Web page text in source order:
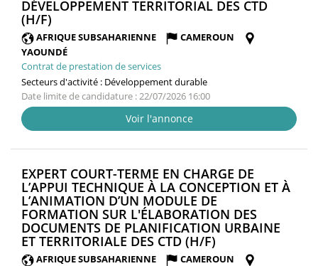
DÉVELOPPEMENT TERRITORIAL DES CTD
(H/F)
FENÊTRE)
AFRIQUE SUBSAHARIENNE
CAMEROUN
YAOUNDÉ
Contrat de prestation de services
Secteurs d'activité : Développement durable
Date limite de candidature : 22/07/2026 16:00
Voir l'annonce
EXPERT COURT-TERME EN CHARGE DE
L’APPUI TECHNIQUE À LA CONCEPTION ET À
L’ANIMATION D’UN MODULE DE
FORMATION SUR L'ÉLABORATION DES
DOCUMENTS DE PLANIFICATION URBAINE
ET TERRITORIALE DES CTD (H/F)
FENÊTRE)
AFRIQUE SUBSAHARIENNE
CAMEROUN